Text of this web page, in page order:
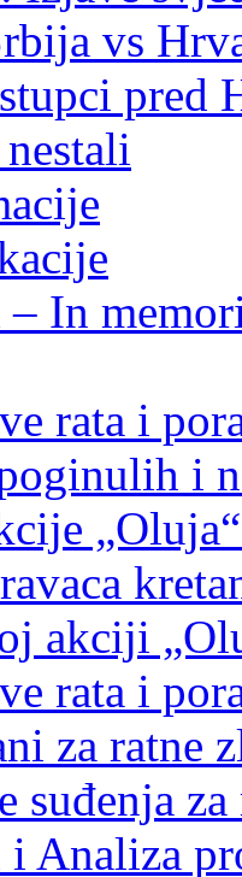
vs
pred
– In
rata i
i
akciji
rata i
za ratne
suđenja
i Analiza